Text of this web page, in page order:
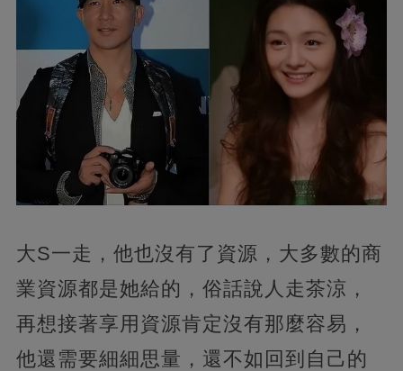
大S一走，他也沒有了資源，大多數的商
業資源都是她給的，俗話說人走茶涼，
再想接著享用資源肯定沒有那麼容易，
他還需要細細思量，還不如回到自己的